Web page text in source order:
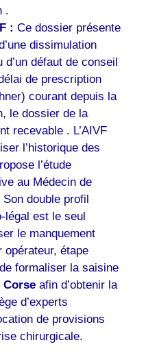
.
: Ce dossier présente
dissimulation
défaut de conseil
de prescription
courant depuis la
le dossier de la
recevable . L’AIVF
l’historique des
l’étude
au Médecin de
double profil
est le seul
le manquement
opérateur, étape
formaliser la saisine
Corse afin d’obtenir la
d’experts
de provisions
chirurgicale.